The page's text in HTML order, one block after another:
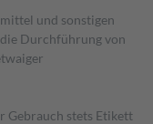
und sonstigen
Durchführung von
Gebrauch stets Etikett